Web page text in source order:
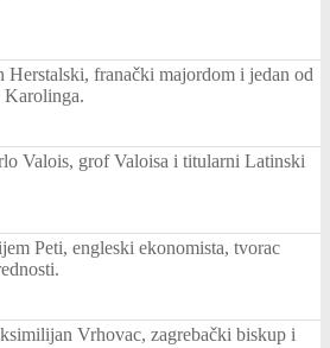
Herstalski, franački majordom i jedan od
Karolinga.
Valois, grof Valoisa i titularni Latinski
Peti, engleski ekonomista, tvorac
Vrhovac, zagrebački biskup i